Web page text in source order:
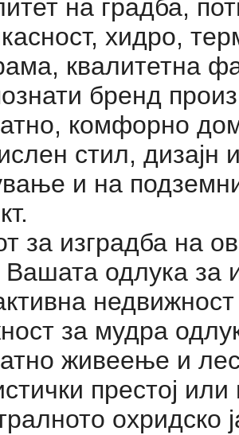
на градба,
хидро,
квалитетна
бренд
комфорно
стил,
и на
за изградба на
одлука за
за мудра
живеење и
престој
охридско